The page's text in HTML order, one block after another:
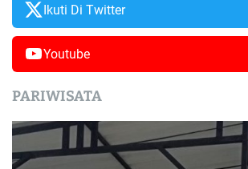
Ikuti Di Twitter
Youtube
PARIWISATA